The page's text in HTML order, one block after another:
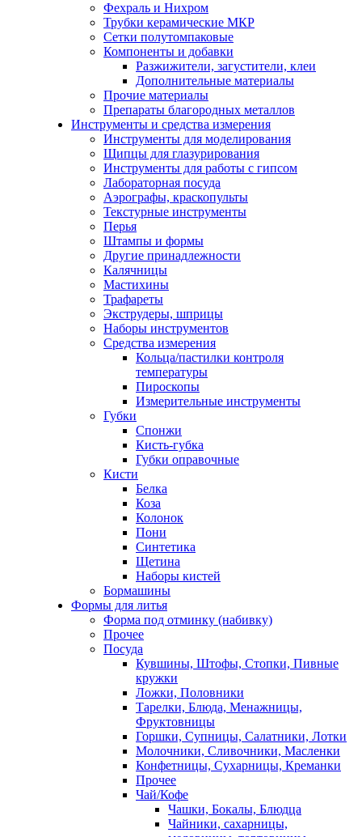
Фехраль и Нихром
Трубки керамические МКР
Сетки полутомпаковые
Компоненты и добавки
Разжижители, загустители, клеи
Дополнительные материалы
Прочие материалы
Препараты благородных металлов
Инструменты и средства измерения
Инструменты для моделирования
Щипцы для глазурирования
Инструменты для работы с гипсом
Лабораторная посуда
Аэрографы, краскопульты
Текстурные инструменты
Перья
Штампы и формы
Другие принадлежности
Калячницы
Мастихины
Трафареты
Экструдеры, шприцы
Наборы инструментов
Средства измерения
Кольца/пастилки контроля
температуры
Пироскопы
Измерительные инструменты
Губки
Спонжи
Кисть-губка
Губки оправочные
Кисти
Белка
Коза
Колонок
Пони
Синтетика
Щетина
Наборы кистей
Бормашины
Формы для литья
Форма под отминку (набивку)
Прочее
Посуда
Кувшины, Штофы, Стопки, Пивные
кружки
Ложки, Половники
Тарелки, Блюда, Менажницы,
Фруктовницы
Горшки, Супницы, Салатники, Лотки
Молочники, Сливочники, Масленки
Конфетницы, Сухарницы, Креманки
Прочее
Чай/Кофе
Чашки, Бокалы, Блюдца
Чайники, сахарницы,